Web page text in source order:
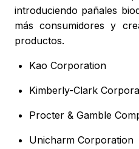
introduciendo pañales
más consumidores y
productos.
Kao Corporation
Kimberly-Clark
Procter & Gamble
Unicharm Corporation